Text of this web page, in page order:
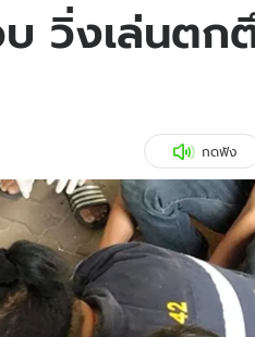
วัยรุ่น
สุขภาพ
เที่ยว-กิน
Tasteful
Sanook Choice
วิ่งเล่นตก
กดฟัง